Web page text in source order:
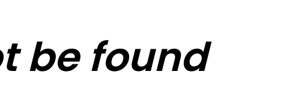
be found